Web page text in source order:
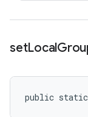
setLocal
public static